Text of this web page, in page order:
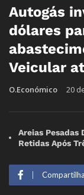
Autogás
dólares
Veicular
O.Económico 20
Areias Pesadas
Retidas Após